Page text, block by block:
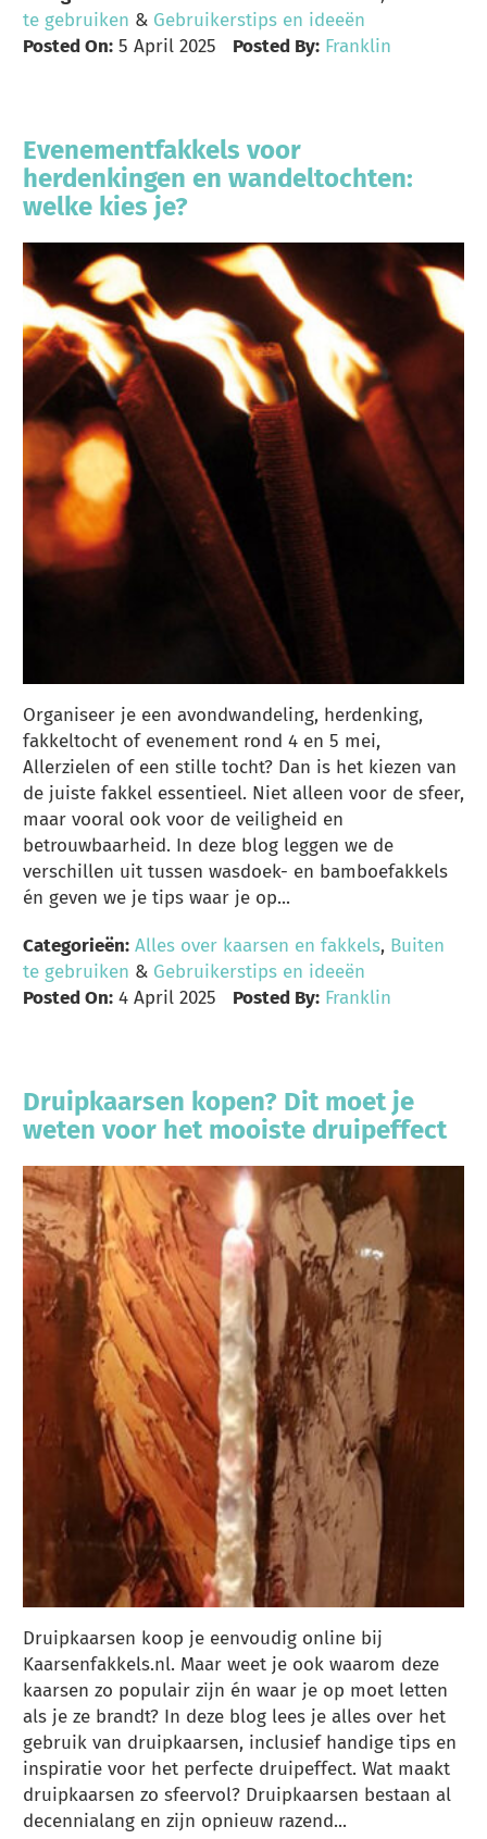
te gebruiken & Gebruikerstips en ideeën
Posted On: 5 April 2025 Posted By: Franklin
Evenementfakkels voor
herdenkingen en wandeltochten:
welke kies je?
Organiseer je een avondwandeling, herdenking,
fakkeltocht of evenement rond 4 en 5 mei,
Allerzielen of een stille tocht? Dan is het kiezen van
de juiste fakkel essentieel. Niet alleen voor de sfeer,
maar vooral ook voor de veiligheid en
betrouwbaarheid. In deze blog leggen we de
verschillen uit tussen wasdoek- en bamboefakkels
én geven we je tips waar je op...
Categorieën: Alles over kaarsen en fakkels, Buiten
te gebruiken & Gebruikerstips en ideeën
Posted On: 4 April 2025 Posted By: Franklin
Druipkaarsen kopen? Dit moet je
weten voor het mooiste druipeffect
Druipkaarsen koop je eenvoudig online bij
Kaarsenfakkels.nl. Maar weet je ook waarom deze
kaarsen zo populair zijn én waar je op moet letten
als je ze brandt? In deze blog lees je alles over het
gebruik van druipkaarsen, inclusief handige tips en
inspiratie voor het perfecte druipeffect. Wat maakt
druipkaarsen zo sfeervol? Druipkaarsen bestaan al
decennialang en zijn opnieuw razend...